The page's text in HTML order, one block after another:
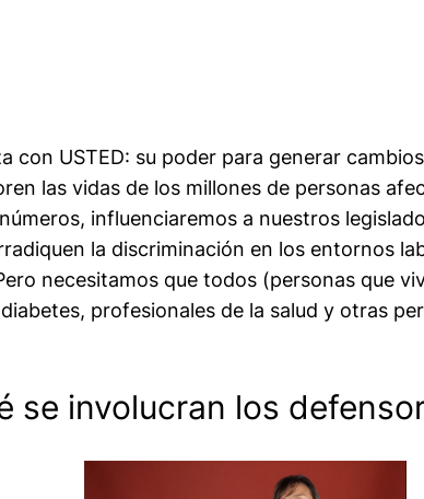
con USTED: su poder para generar
las vidas de los millones de personas
influenciaremos a nuestros
la discriminación en los entornos
necesitamos que todos (personas que
profesionales de la salud y otras
se involucran los